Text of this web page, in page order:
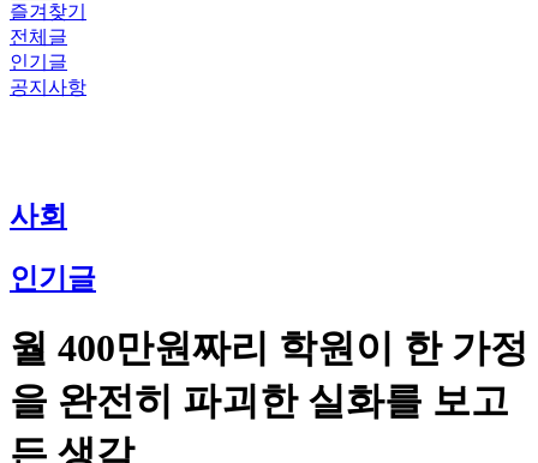
즐겨찾기
전체글
인기글
공지사항
사회
인기글
월 400만원짜리 학원이 한 가정
을 완전히 파괴한 실화를 보고
든 생각